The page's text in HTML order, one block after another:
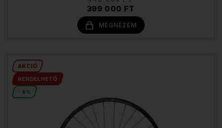
399 000 FT
MEGNÉZEM
AKCIÓ
RENDELHETŐ
- 8%